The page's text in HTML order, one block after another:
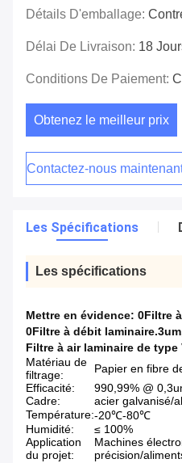
Détails D'emballage:
Délai De Livraison: 18
Conditions De Paiement:
Obtenez le meilleur prix
Contactez-nous
Les Spécifications
Les spécifications
Mettre en évidence: 0Filtre
0Filtre à débit laminaire.3um
Filtre à air laminaire de type
Matériau de
filtrage:
Papier en fibre
Efficacité:
990,99% @
Cadre:
acier galvanisé/
Température:-20℃-80℃
Humidité:
≤ 100%
Application
du projet:
Machines
précision/